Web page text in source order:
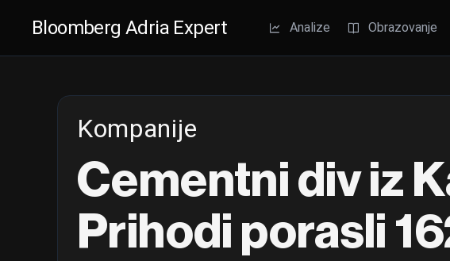
Bloomberg Adria Expert Analize Obrazovanje
Kompanije
Cementni div iz
Prihodi porasli